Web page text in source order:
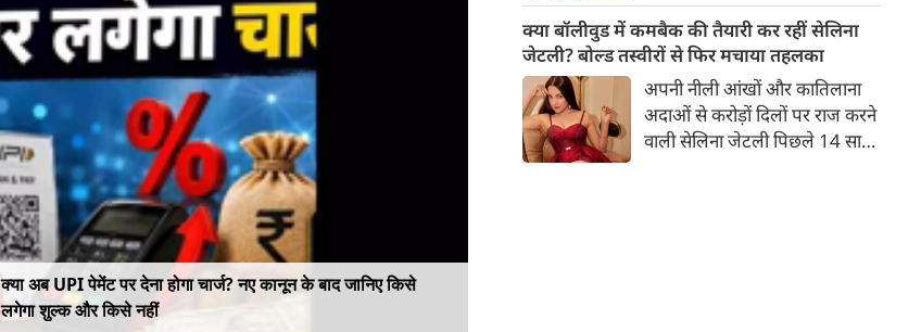
क्या अब UPI पेमेंट पर देना होगा चार्ज? नए कानून के बाद जानिए किसे
लगेगा शुल्क और किसे नहीं
बच्चों की मां हैं। 45 साल की श्वेता
तिवारी की तस्वीरों पर फैंस जमकर
प्यार लुटाते हैं। इस बार श्वेता तिवारी
ने वेकेशन से अपनी कुछ तस्वीरें शेयर
की है।
क्या बॉलीवुड में कमबैक की तैयारी कर रहीं सेलिना
जेटली? बोल्ड तस्वीरों से फिर मचाया तहलका
अपनी नीली आंखों और कातिलाना
अदाओं से करोड़ों दिलों पर राज करने
वाली सेलिना जेटली पिछले 14 साल